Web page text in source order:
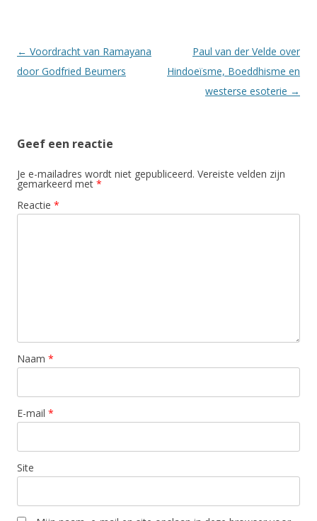
Berichtnavigatie
← Voordracht van Ramayana
door Godfried Beumers
Paul van der Velde over
Hindoeïsme, Boeddhisme en
westerse esoterie →
Geef een reactie
Je e-mailadres wordt niet gepubliceerd. Vereiste velden zijn
gemarkeerd met *
Reactie *
Naam *
E-mail *
Site